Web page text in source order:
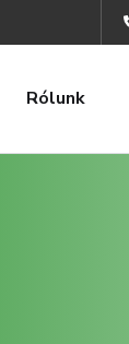
Rólunk